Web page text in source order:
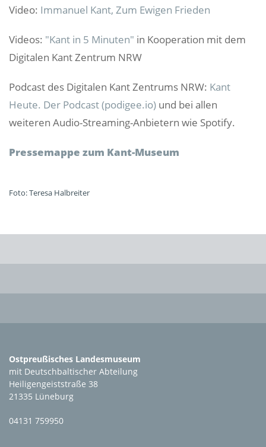
Video: Immanuel Kant, Zum Ewigen Frieden
Videos: "Kant in 5 Minuten" in Kooperation mit dem
Digitalen Kant Zentrum NRW
Podcast des Digitalen Kant Zentrums NRW: Kant
Heute. Der Podcast (podigee.io) und bei allen
weiteren Audio-Streaming-Anbietern wie Spotify.
Pressemappe zum Kant-Museum
Foto: Teresa Halbreiter
Ostpreußisches Landesmuseum
mit Deutschbaltischer Abteilung
Heiligengeiststraße 38
21335 Lüneburg
04131 759950